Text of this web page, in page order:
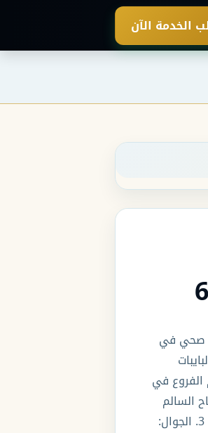
الخدمة الآن
صحي في
في
السالم
ومنها, قطعة رقم 1, قطعة رقم 2 قطعة رقم 3. الجوال: